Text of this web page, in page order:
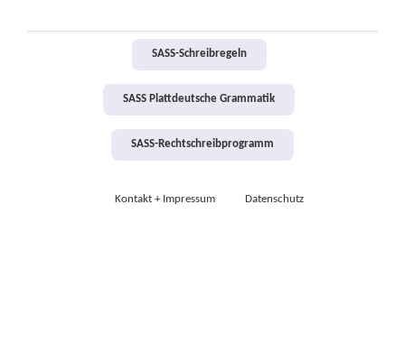
SASS-Schreibregeln
SASS Plattdeutsche Grammatik
SASS-Rechtschreibprogramm
Kontakt + Impressum Datenschutz